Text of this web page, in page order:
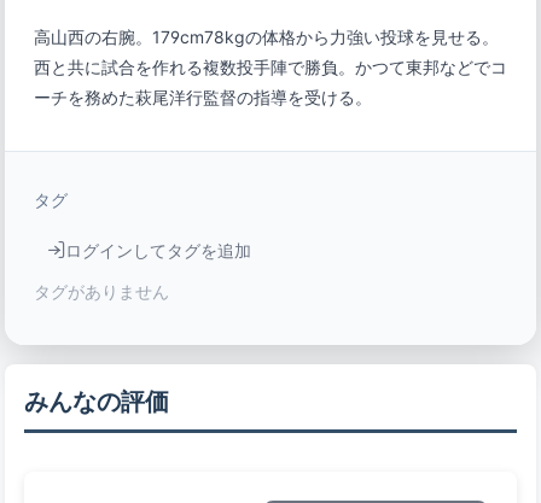
高山西の右腕。179cm78kgの体格から力強い投球を見せる。
西と共に試合を作れる複数投手陣で勝負。かつて東邦などでコ
ーチを務めた萩尾洋行監督の指導を受ける。
タグ
ログインしてタグを追加
タグがありません
みんなの評価